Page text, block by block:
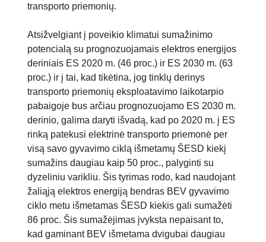
transporto priemonių.
Atsižvelgiant į poveikio klimatui sumažinimo
potencialą su prognozuojamais elektros energijos
deriniais ES 2020 m. (46 proc.) ir ES 2030 m. (63
proc.) ir į tai, kad tikėtina, jog tinklų derinys
transporto priemonių eksploatavimo laikotarpio
pabaigoje bus arčiau prognozuojamo ES 2030 m.
derinio, galima daryti išvadą, kad po 2020 m. į ES
rinką patekusi elektrinė transporto priemonė per
visą savo gyvavimo ciklą išmetamų ŠESD kiekį
sumažins daugiau kaip 50 proc., palyginti su
dyzeliniu varikliu. Šis tyrimas rodo, kad naudojant
žaliąją elektros energiją bendras BEV gyvavimo
ciklo metu išmetamas ŠESD kiekis gali sumažėti
86 proc. Šis sumažėjimas įvyksta nepaisant to,
kad gaminant BEV išmetama dvigubai daugiau